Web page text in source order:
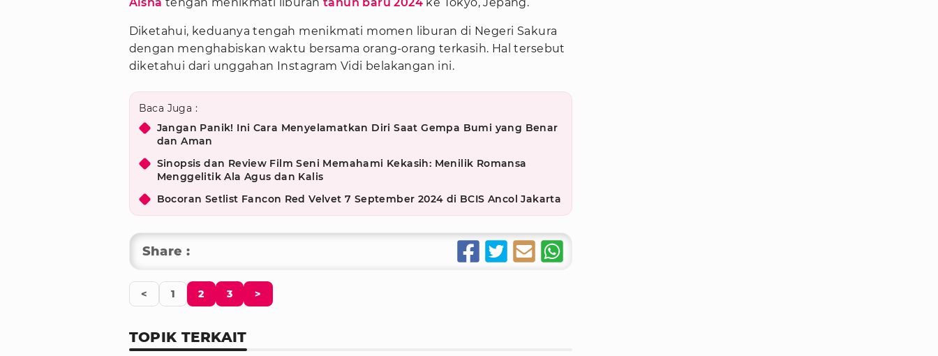
Aisha tengah menikmati liburan tahun baru 2024ke Tokyo, Jepang.
Diketahui, keduanya tengah menikmati momen liburan di Negeri Sakura
dengan menghabiskan waktu bersama orang-orang terkasih. Hal tersebut
diketahui dari unggahan Instagram Vidi belakangan ini.
Baca Juga :
Jangan Panik! Ini Cara Menyelamatkan Diri Saat Gempa Bumi yang Benar
dan Aman
Sinopsis dan Review Film Seni Memahami Kekasih: Menilik Romansa
Menggelitik Ala Agus dan Kalis
Bocoran Setlist Fancon Red Velvet 7 September 2024 di BCIS Ancol Jakarta
Share :
< 1 2 3 >
TOPIK TERKAIT